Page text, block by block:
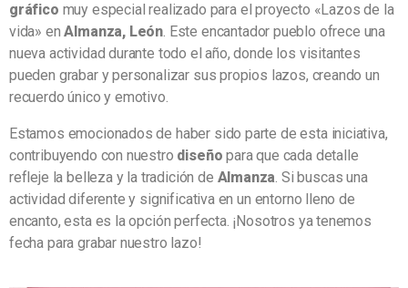
gráfico muy especial realizado para el proyecto «Lazos de la
vida» enAlmanza, León. Este encantador pueblo ofrece una
nueva actividad durante todo el año, donde los visitantes
pueden grabar y personalizar sus propios lazos, creando un
recuerdo único y emotivo.
Estamos emocionados de haber sido parte de esta iniciativa,
contribuyendo con nuestro diseño para que cada detalle
refleje la belleza y la tradición de Almanza. Si buscas una
actividad diferente y significativa en un entorno lleno de
encanto, esta es la opción perfecta. ¡Nosotros ya tenemos
fecha para grabar nuestro lazo!